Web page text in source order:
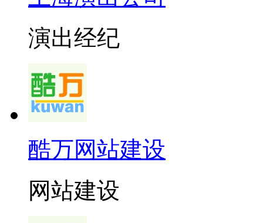
演出经纪
酷万网站建设
网站建设